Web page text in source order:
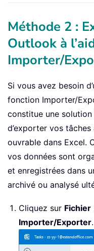
Méthode 2 :
Outlook à
Importer/
Si vous avez besoin
fonction Importer/
constitue une
d’exporter vos
ouvrable dans Excel.
vos données sont
et enregistrées dans
archivé ou analysé
Cliquez sur Fichier
Importer/Exporter.